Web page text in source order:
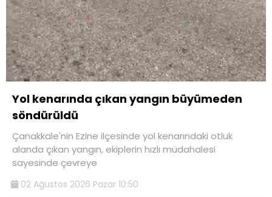
Yol kenarında çıkan yangın büyümeden
söndürüldü
Çanakkale'nin Ezine ilçesinde yol kenarındaki otluk
alanda çıkan yangın, ekiplerin hızlı müdahalesi
sayesinde çevreye
02 Ağustos 2026 Pazar 10:50